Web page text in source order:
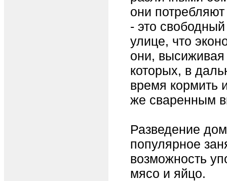
они
- это
улице, что
они, высиживая
которых, в
время кормить
же сваренным
Разведение
популярное
возможность
мясо и яйцо.